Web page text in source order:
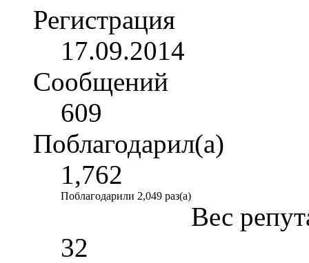
Регистрация
17.09.2014
Сообщений
609
Поблагодарил(а)
1,762
Поблагодарили 2,049 раз(а)
Вес
32